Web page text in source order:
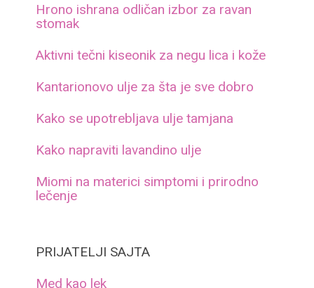
Hrono ishrana odličan izbor za ravan
stomak
Aktivni tečni kiseonik za negu lica i kože
Kantarionovo ulje za šta je sve dobro
Kako se upotrebljava ulje tamjana
Kako napraviti lavandino ulje
Miomi na materici simptomi i prirodno
lečenje
PRIJATELJI SAJTA
Med kao lek